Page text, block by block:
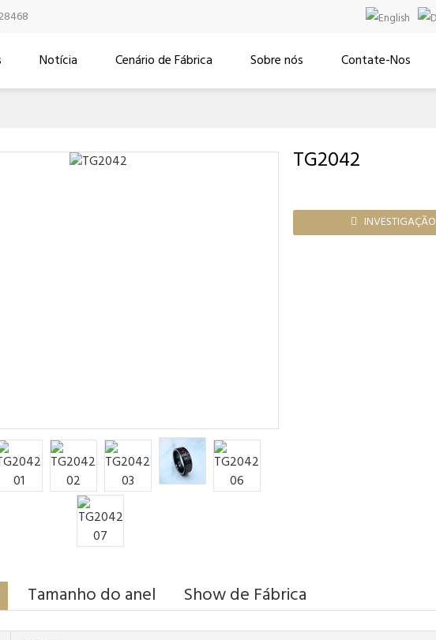
Notícia Cenário de Fábrica Sobre nós Contate-Nos
TG2042
 INVESTIGAÇÃO
Tamanho do anel Show de Fábrica